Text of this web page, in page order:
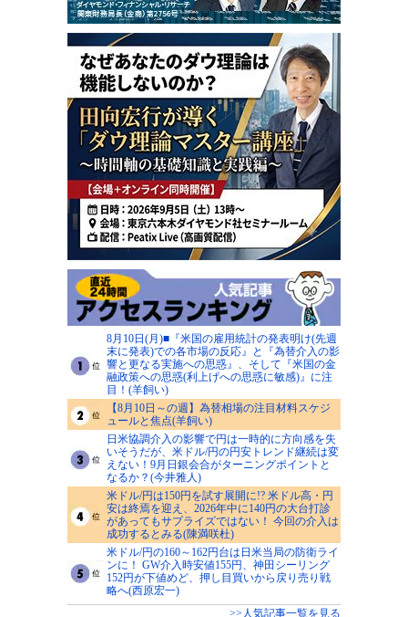
8月10日(月)■『米国の雇用統計の発表明け(先週
末に発表)での各市場の反応』と『為替介入の影
響と更なる実施への思惑』、そして『米国の金
融政策への思惑(利上げへの思惑に敏感)』に注
目！(羊飼い)
【8月10日～の週】為替相場の注目材料スケジ
ュールと焦点(羊飼い)
日米協調介入の影響で円は一時的に方向感を失
いそうだが、米ドル/円の円安トレンド継続は変
えない！9月日銀会合がターニングポイントと
なるか？(今井雅人)
米ドル/円は150円を試す展開に!? 米ドル高・円
安は終焉を迎え、2026年中に140円の大台打診
があってもサプライズではない！ 今回の介入は
成功するとみる(陳満咲杜)
米ドル/円の160～162円台は日米当局の防衛ライ
ンに！ GW介入時安値155円、神田シーリング
152円が下値めど、押し目買いから戻り売り戦
略へ(西原宏一)
>>人気記事一覧を見る